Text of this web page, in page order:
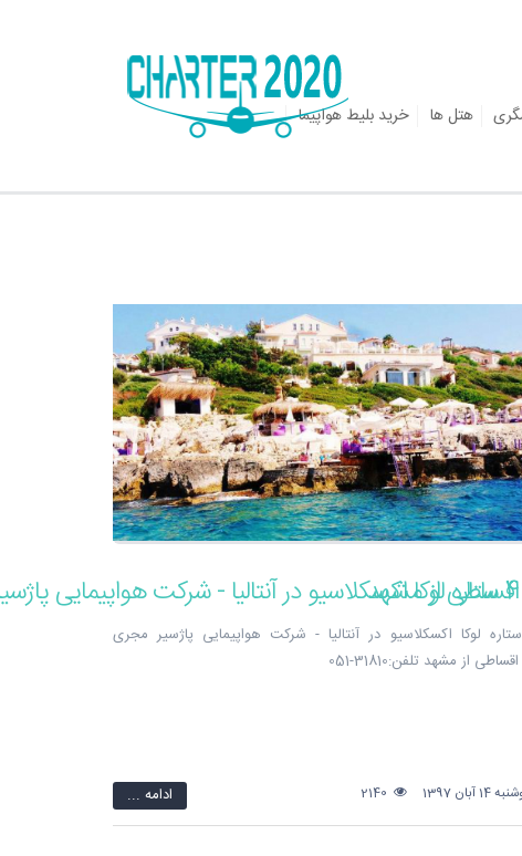
هتل ها
خرید بلیط هواپیما
از مشهد مشهد
هتل4 ستاره لوکا اکسکلاسیو در آنتالیا - شرکت هواپیمایی پاژسیر مجری
از مشهد تلفن:31810-051
14 آبان 1397 ادامه ...